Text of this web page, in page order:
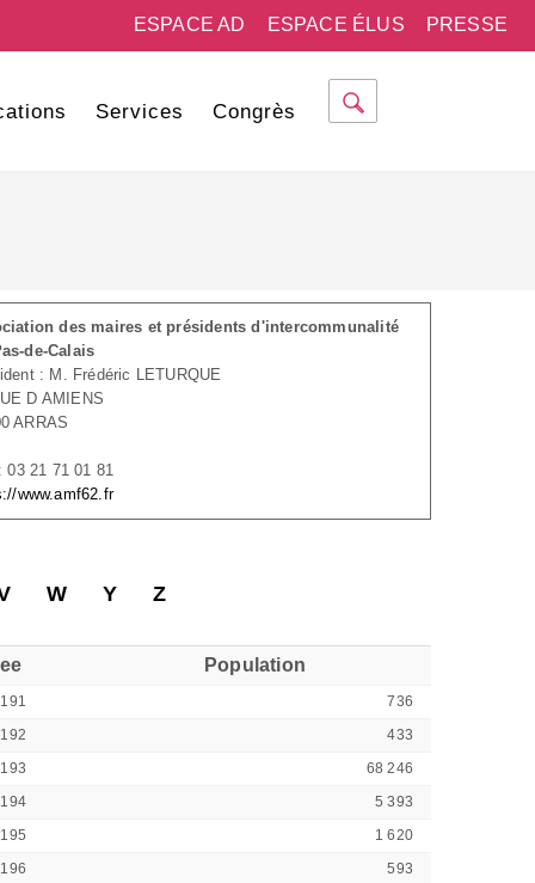
PRESSE
ESPACE ÉLUS
ESPACE AD
Services Congrès
des maires et présidents d'intercommunalité
de-Calais
: M. Frédéric LETURQUE
D AMIENS
ARRAS
03 21 71 01 81
www.amf62.fr
W Y Z
Population
736
433
68 246
5 393
1 620
593